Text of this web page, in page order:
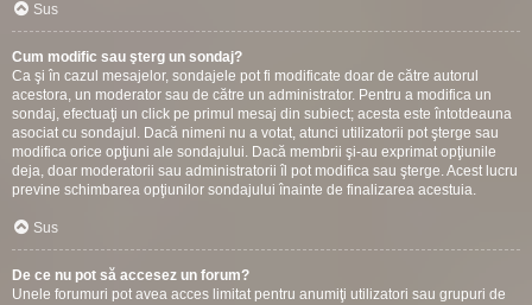
Sus
Cum modific sau şterg un sondaj?
Ca şi în cazul mesajelor, sondajele pot fi modificate doar de către autorul
acestora, un moderator sau de către un administrator. Pentru a modifica un
sondaj, efectuaţi un click pe primul mesaj din subiect; acesta este întotdeauna
asociat cu sondajul. Dacă nimeni nu a votat, atunci utilizatorii pot şterge sau
modifica orice opţiuni ale sondajului. Dacă membrii şi-au exprimat opţiunile
deja, doar moderatorii sau administratorii îl pot modifica sau şterge. Acest lucru
previne schimbarea opţiunilor sondajului înainte de finalizarea acestuia.
Sus
De ce nu pot să accesez un forum?
Unele forumuri pot avea acces limitat pentru anumiţi utilizatori sau grupuri de